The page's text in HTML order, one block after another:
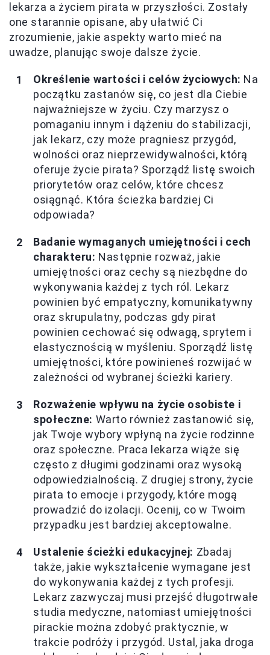
lekarza a życiem pirata w przyszłości. Zostały
one starannie opisane, aby ułatwić Ci
zrozumienie, jakie aspekty warto mieć na
uwadze, planując swoje dalsze życie.
Określenie wartości i celów życiowych: Na
początku zastanów się, co jest dla Ciebie
najważniejsze w życiu. Czy marzysz o
pomaganiu innym i dążeniu do stabilizacji,
jak lekarz, czy może pragniesz przygód,
wolności oraz nieprzewidywalności, którą
oferuje życie pirata? Sporządź listę swoich
priorytetów oraz celów, które chcesz
osiągnąć. Która ścieżka bardziej Ci
odpowiada?
Badanie wymaganych umiejętności i cech
charakteru: Następnie rozważ, jakie
umiejętności oraz cechy są niezbędne do
wykonywania każdej z tych ról. Lekarz
powinien być empatyczny, komunikatywny
oraz skrupulatny, podczas gdy pirat
powinien cechować się odwagą, sprytem i
elastycznością w myśleniu. Sporządź listę
umiejętności, które powinieneś rozwijać w
zależności od wybranej ścieżki kariery.
Rozważenie wpływu na życie osobiste i
społeczne: Warto również zastanowić się,
jak Twoje wybory wpłyną na życie rodzinne
oraz społeczne. Praca lekarza wiąże się
często z długimi godzinami oraz wysoką
odpowiedzialnością. Z drugiej strony, życie
pirata to emocje i przygody, które mogą
prowadzić do izolacji. Ocenij, co w Twoim
przypadku jest bardziej akceptowalne.
Ustalenie ścieżki edukacyjnej: Zbadaj
także, jakie wykształcenie wymagane jest
do wykonywania każdej z tych profesji.
Lekarz zazwyczaj musi przejść długotrwałe
studia medyczne, natomiast umiejętności
pirackie można zdobyć praktycznie, w
trakcie podróży i przygód. Ustal, jaka droga